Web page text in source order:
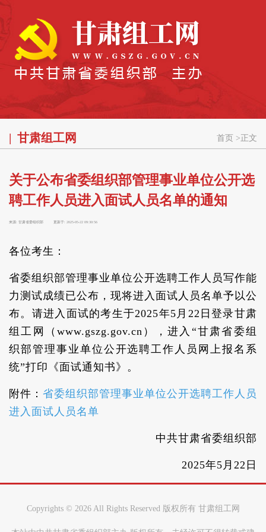
甘肃组工网 首页 > 正文
关于公布省委组织部管理事业单位公开选
聘工作人员进入面试人员名单的通知
来源: 甘肃省委组织部 更新于: 2025-05-22 09:30:56
各位考生：
省委组织部管理事业单位公开选聘工作人员写作能
力测试成绩已公布，现将进入面试人员名单予以公
布。请进入面试的考生于2025年5月22日登录甘肃
组工网（www.gszg.gov.cn），进入“甘肃省委组
织部管理事业单位公开选聘工作人员网上报名系
统”打印《面试通知书》。
附件： 省委组织部管理事业单位公开选聘工作人员
进入面试人员名单
中共甘肃省委组织部
2025年5月22日
Copyrights © 2026 All Rights Reserved 版权所有 甘肃组工网